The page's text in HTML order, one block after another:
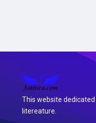
This website
litereature.